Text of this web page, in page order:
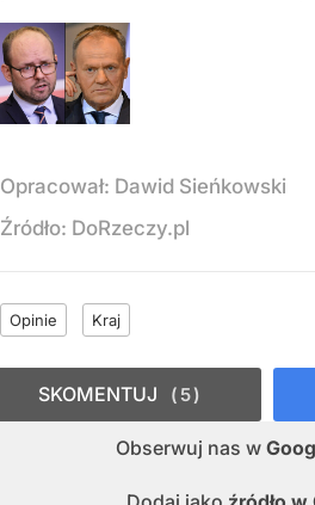
Opracował: Dawid Sieńkowski
Źródło: DoRzeczy.pl
Opinie Kraj
Obserwuj nas w
SKOMENTUJ 5